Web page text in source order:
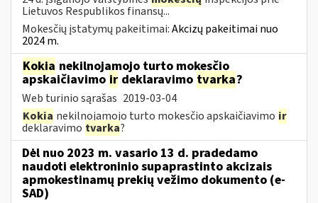
Lietuvos Respublikos finansų...
Mokesčių įstatymų pakeitimai:Akcizų pakeitimai nuo
2024 m.
Kokia nekilnojamojo turto mokesčio
apskaičiavimo ir deklaravimo tvarka?
Web turinio sąrašas 2019-03-04
Kokia nekilnojamojo turto mokesčio apskaičiavimo ir
deklaravimo tvarka?
Dėl nuo 2023 m. vasario 13 d. pradedamo
naudoti elektroninio supaprastinto akcizais
apmokestinamų prekių vežimo dokumento (e-
SAD)